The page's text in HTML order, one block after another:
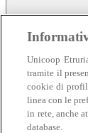
Carne
Unicoop
tramite il
cookie di
linea con le
in rete, anche
database.